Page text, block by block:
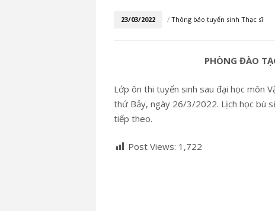
23/03/2022 / Thông báo tuyển sinh Thạc sĩ
PHÒNG ĐÀO
Lớp ôn thi tuyển sinh sau đại học môn
thứ Bảy, ngày 26/3/2022. Lịch học bù
tiếp theo.
Post Views: 1,722